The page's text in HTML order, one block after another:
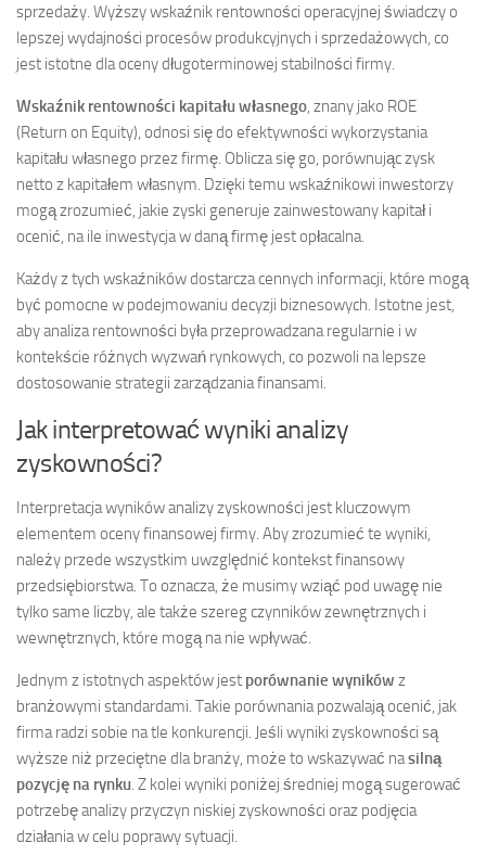
sprzedaży. Wyższy wskaźnik rentowności operacyjnej świadczy o
lepszej wydajności procesów produkcyjnych i sprzedażowych, co
jest istotne dla oceny długoterminowej stabilności firmy.
Wskaźnik rentowności kapitału własnego, znany jako ROE
(Return on Equity), odnosi się do efektywności wykorzystania
kapitału własnego przez firmę. Oblicza się go, porównując zysk
netto z kapitałem własnym. Dzięki temu wskaźnikowi inwestorzy
mogą zrozumieć, jakie zyski generuje zainwestowany kapitał i
ocenić, na ile inwestycja w daną firmę jest opłacalna.
Każdy z tych wskaźników dostarcza cennych informacji, które mogą
być pomocne w podejmowaniu decyzji biznesowych. Istotne jest,
aby analiza rentowności była przeprowadzana regularnie i w
kontekście różnych wyzwań rynkowych, co pozwoli na lepsze
dostosowanie strategii zarządzania finansami.
Jak interpretować wyniki analizy
zyskowności?
Interpretacja wyników analizy zyskowności jest kluczowym
elementem oceny finansowej firmy. Aby zrozumieć te wyniki,
należy przede wszystkim uwzględnić kontekst finansowy
przedsiębiorstwa. To oznacza, że musimy wziąć pod uwagę nie
tylko same liczby, ale także szereg czynników zewnętrznych i
wewnętrznych, które mogą na nie wpływać.
Jednym z istotnych aspektów jest porównanie wyników z
branżowymi standardami. Takie porównania pozwalają ocenić, jak
firma radzi sobie na tle konkurencji. Jeśli wyniki zyskowności są
wyższe niż przeciętne dla branży, może to wskazywać nasilną
pozycję na rynku. Z kolei wyniki poniżej średniej mogą sugerować
potrzebę analizy przyczyn niskiej zyskowności oraz podjęcia
działania w celu poprawy sytuacji.